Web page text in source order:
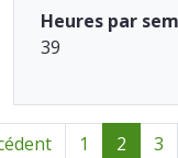
Heures par
39
1 2 3